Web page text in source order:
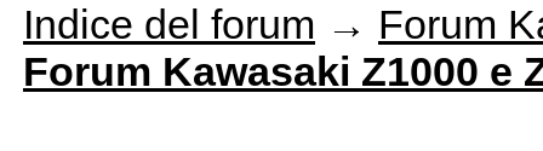
Indice del forum → Forum
Forum Kawasaki Z1000 e